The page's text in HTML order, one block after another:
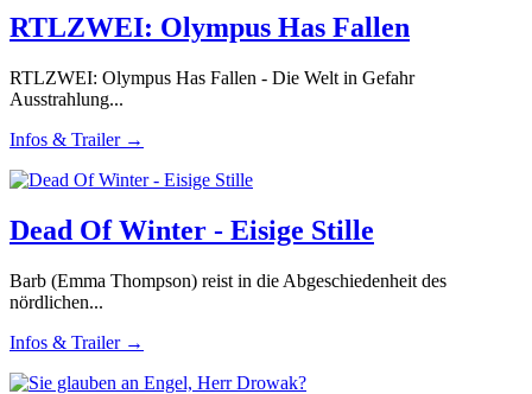
RTLZWEI: Olympus Has Fallen
RTLZWEI: Olympus Has Fallen - Die Welt in Gefahr
Ausstrahlung...
Infos & Trailer →
Dead Of Winter - Eisige Stille
Barb (Emma Thompson) reist in die Abgeschiedenheit des
nördlichen...
Infos & Trailer →